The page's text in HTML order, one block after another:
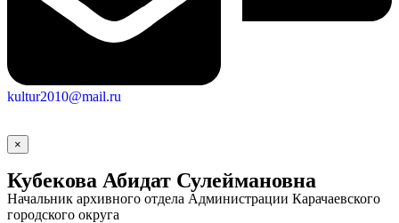
kultur2010@mail.ru
×
Кубекова Абидат Сулеймановна
Начальник архивного отдела Администрации Карачаевского
городского округа